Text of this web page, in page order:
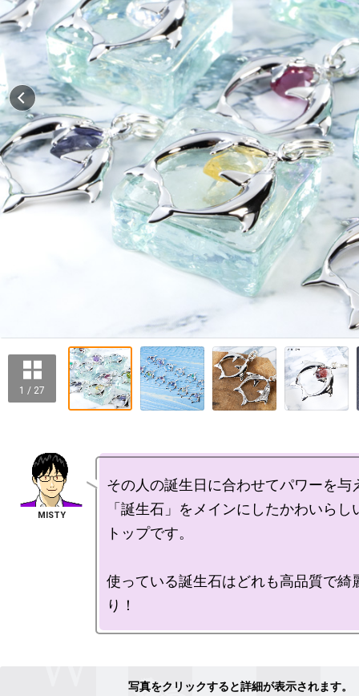
1 / 27
その人の誕生日に合わせてパワーを与
「誕生石」をメインにしたかわいらし
トップです。
使っている誕生石はどれも高品質で綺